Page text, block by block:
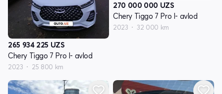
265 934 225 UZS
Chery Tiggo 7 Pro I- avlod
2023 25 800 km
270 000 000 UZS
Chery Tiggo 7 Pro I- avlod
2023 32 000 km